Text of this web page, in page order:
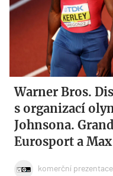
Warner Bros.
s organizací
Johnsona.
Eurosport a
komerční prezentace